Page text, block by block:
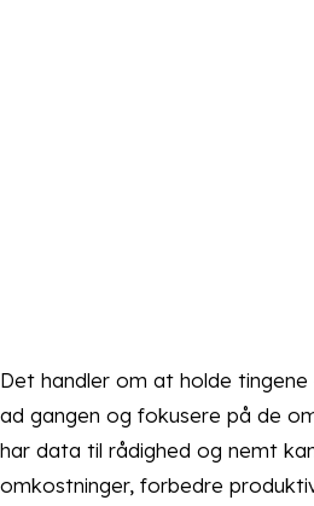
Det handler om at holde
ad gangen og fokusere på de
har data til rådighed og nemt
omkostninger, forbedre